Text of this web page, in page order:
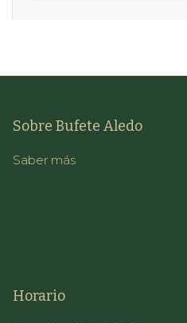
Sobre Bufete Aledo
Saber más
Horario